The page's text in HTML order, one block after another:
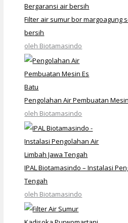
Filter air sumur bor margoagung
bersih
oleh Biotamasindo
Pengolahan Air Pembuatan
oleh Biotamasindo
IPAL Biotamasindo – Instalasi
Tengah
oleh Biotamasindo